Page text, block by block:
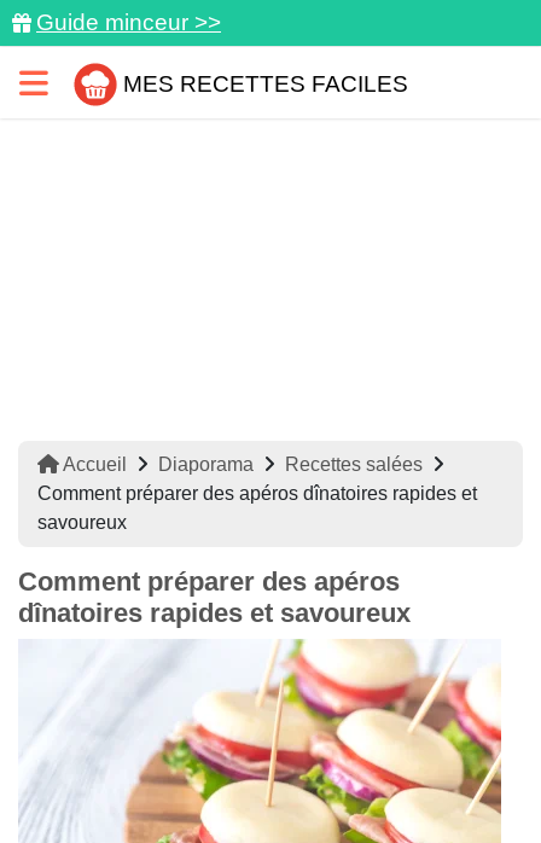
Guide minceur >>
MES RECETTES FACILES
Accueil Diaporama
Recettes salées
Comment préparer des apéros dînatoires rapides et
savoureux
Comment préparer des apéros
dînatoires rapides et savoureux